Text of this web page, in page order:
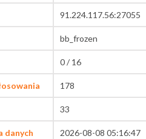
91.224.117.56:27055
bb_frozen
0 / 16
178
33
danych 2026-08-08 05:16:47